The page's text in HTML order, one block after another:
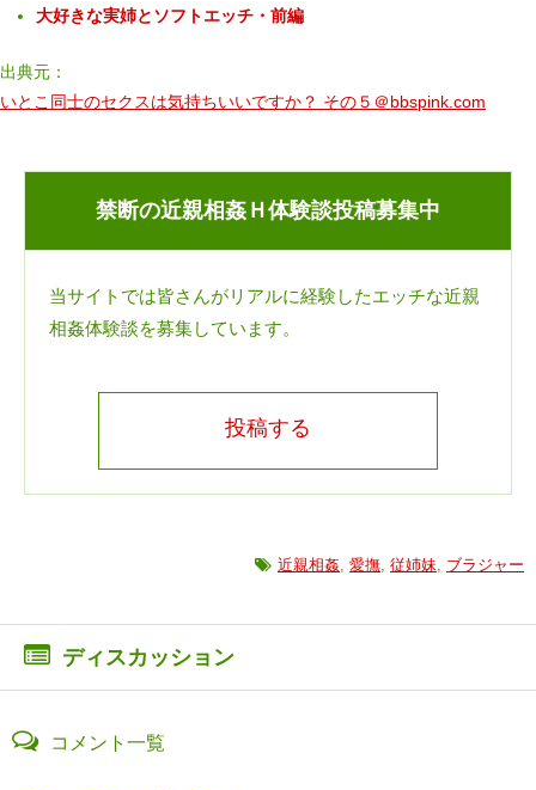
大好きな実姉とソフトエッチ・前編
出典元：
いとこ同士のセクスは気持ちいいですか？ その５＠bbspink.com
禁断の近親相姦Ｈ体験談投稿募集中
当サイトでは皆さんがリアルに経験したエッチな近親
相姦体験談を募集しています。
投稿する
近親相姦, 愛撫, 従姉妹, ブラジャー
ディスカッション
コメント一覧